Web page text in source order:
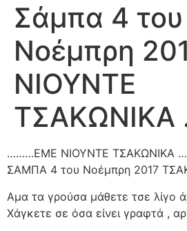
Σάμπα 4 του
Νοέμπρη
ΝΙΟΥΝΤΕ
ΤΣΑΚΩΝΙΚΑ
………ΕΜΕ ΝΙΟΥΝΤΕ ΤΣΑΚΩΝΙΚΑ
ΣΑΜΠΑ 4 του Νοέμπρη 2017
Αμα τα γρούσα μάθετε τσε λίγο
Χάγκετε σε όσα είνει γραφτά ,